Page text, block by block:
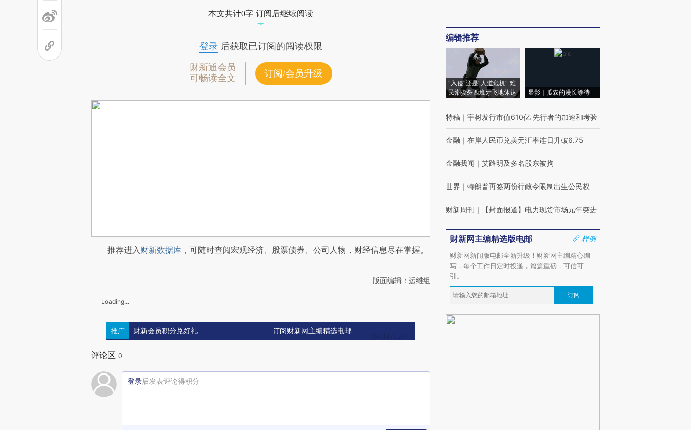
本文共计0字 订阅后继续阅读
登录后获取已订阅的阅读权限
财新通会员
可畅读全文
订阅/会员升级
推荐进入财新数据库 ，可随时查阅宏观经济、股票债券、公司人物，财经信息尽在掌握。
版面编辑：运维组
Loading...
推广 财新会员积分兑好礼 订阅财新网主编精选电邮
评论区 0
登录后发表评论得积分
编辑推荐
“入侵”还是“人道危机” 难
民潮撕裂西班牙飞地休达
显影｜瓜农的漫长等待
特稿 ｜ 宇树发行市值610亿 先行者的加速和考验
金融 ｜ 在岸人民币兑美元汇率连日升破6.75
金融我闻 ｜ 艾路明及多名股东被拘
世界 ｜ 特朗普再签两份行政令限制出生公民权
财新周刊 ｜ 【封面报道】电力现货市场元年突进
财新网主编精选版电邮
样例
财新网新闻版电邮全新升级！财新网主编精心编
写，每个工作日定时投递，篇篇重磅，可信可
引。
订阅